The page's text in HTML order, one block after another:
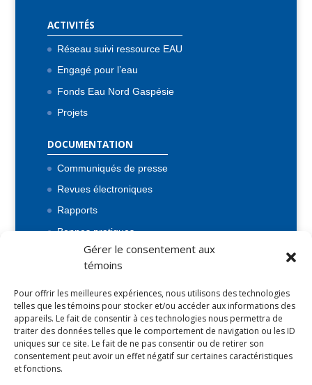
Gérer le consentement aux
témoins
Pour offrir les meilleures expériences, nous utilisons des technologies
telles que les témoins pour stocker et/ou accéder aux informations des
appareils. Le fait de consentir à ces technologies nous permettra de
traiter des données telles que le comportement de navigation ou les ID
uniques sur ce site. Le fait de ne pas consentir ou de retirer son
consentement peut avoir un effet négatif sur certaines caractéristiques
et fonctions.
ACTIVITÉS
Réseau suivi ressource EAU
Engagé pour l’eau
Fonds Eau Nord Gaspésie
Projets
DOCUMENTATION
Communiqués de presse
Revues électroniques
Rapports
Bonnes pratiques
Flash Inf’eau
BONNES PRATIQUES
Bonnes pratiques économie d’eau potable